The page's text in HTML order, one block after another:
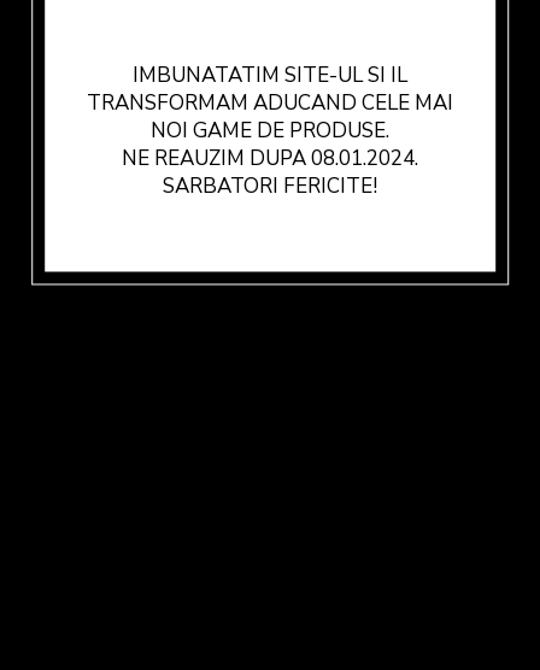
IMBUNATATIM SITE-UL SI IL
TRANSFORMAM ADUCAND CELE MAI
NOI GAME DE PRODUSE.
NE REAUZIM DUPA 08.01.2024.
SARBATORI FERICITE!